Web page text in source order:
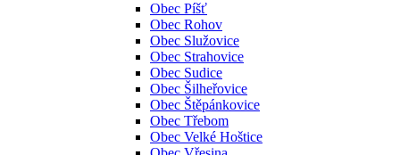
Obec Píšť
Obec Rohov
Obec Služovice
Obec Strahovice
Obec Sudice
Obec Šilheřovice
Obec Štěpánkovice
Obec Třebom
Obec Velké Hoštice